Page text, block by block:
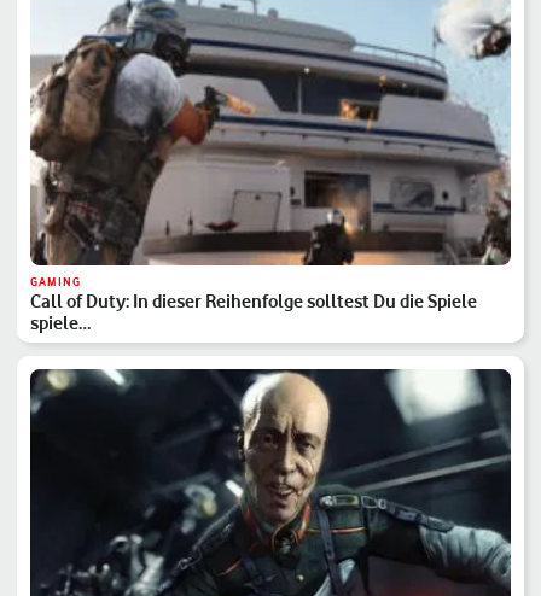
GAMING
Call of Duty: In dieser Reihenfolge solltest Du die Spiele
spiele…